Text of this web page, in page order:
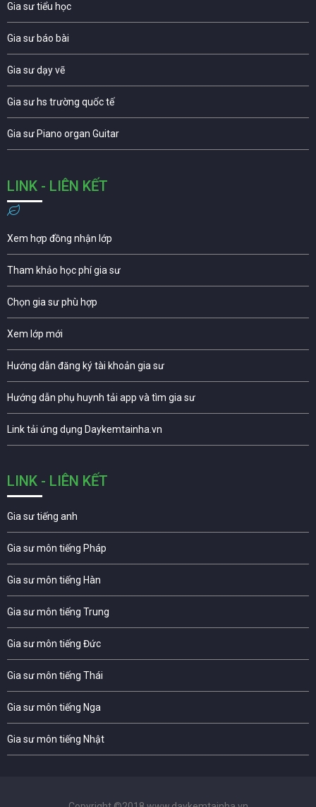
Gia sư tiểu học
Gia sư báo bài
Gia sư dạy vẽ
Gia sư hs trường quốc tế
Gia sư Piano organ Guitar
LINK - LIÊN KẾT
Xem hợp đồng nhận lớp
Tham khảo học phí gia sư
Chọn gia sư phù hợp
Xem lớp mới
Hướng dẫn đăng ký tài khoản gia sư
Hướng dẫn phụ huynh tải app và tìm gia sư
Link tải ứng dụng Daykemtainha.vn
LINK - LIÊN KẾT
Gia sư tiếng anh
Gia sư môn tiếng Pháp
Gia sư môn tiếng Hàn
Gia sư môn tiếng Trung
Gia sư môn tiếng Đức
Gia sư môn tiếng Thái
Gia sư môn tiếng Nga
Gia sư môn tiếng Nhật